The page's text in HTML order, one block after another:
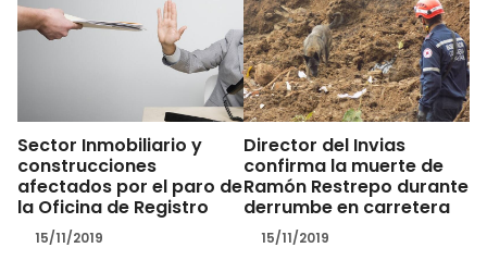
Sector Inmobiliario y
construcciones
afectados por el paro de
la Oficina de Registro
15/11/2019
Director del Invias
confirma la muerte de
Ramón Restrepo durante
derrumbe en carretera
15/11/2019